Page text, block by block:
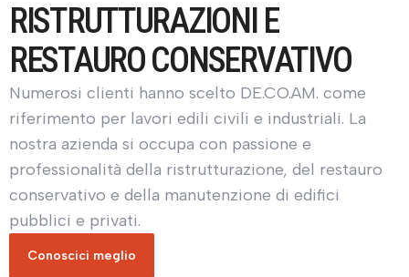
RISTRUTTURAZIONI E
RESTAURO CONSERVATIVO
Numerosi clienti hanno scelto DE.CO.AM. come
riferimento per lavori edili civili e industriali. La
nostra azienda si occupa con passione e
professionalità della ristrutturazione, del restauro
conservativo e della manutenzione di edifici
pubblici e privati.
Conoscici meglio